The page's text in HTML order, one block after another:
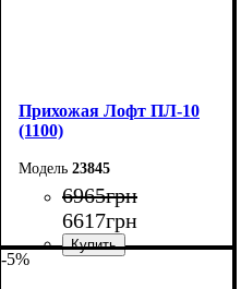
Прихожая Лофт ПЛ-10
(1100)
23845
6965грн
6617грн
-5%